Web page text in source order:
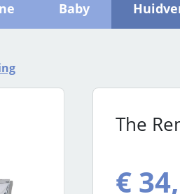
Baby
The
Normale
€